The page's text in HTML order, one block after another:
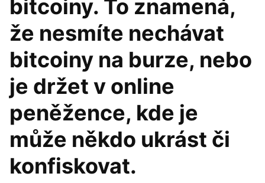
bitcoiny. To znamená,
že nesmíte nechávat
bitcoiny na burze, nebo
je držet v online
peněžence, kde je
může někdo ukrást či
konfiskovat.